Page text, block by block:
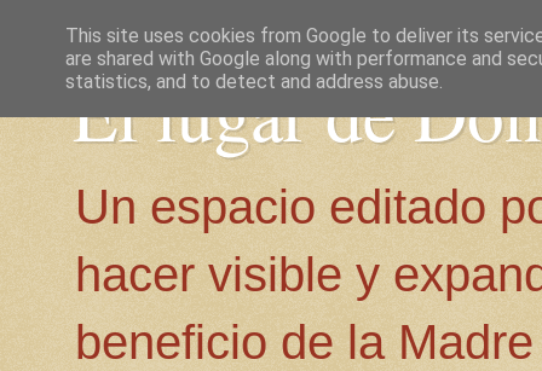
El lugar de
Un espacio editado
hacer visible y
beneficio de la
This site uses cookies from Google to deliver its
are shared with Google along with performance and
statistics, and to detect and address abuse.